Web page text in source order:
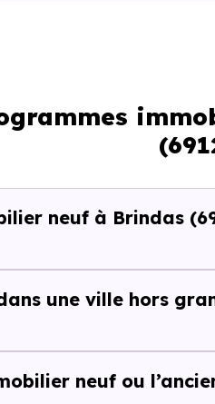
services
l’intérêt de cette approche
neuf à Brindas
une ville hors
neuf ou